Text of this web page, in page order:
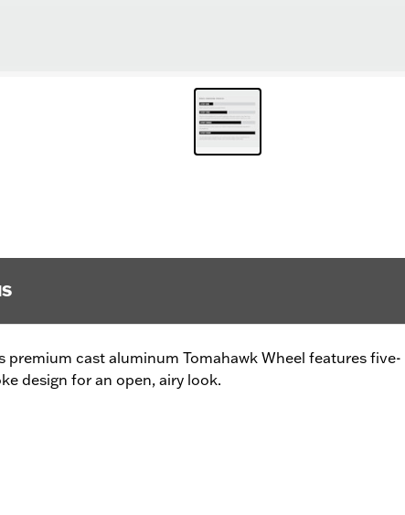
premium cast aluminum Tomahawk Wheel features five-
design for an open, airy look.